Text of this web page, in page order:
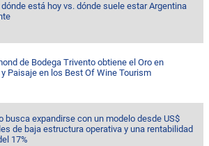
está hoy vs. dónde suele estar Argentina
de Bodega Trivento obtiene el Oro en
Paisaje en los Best Of Wine Tourism
busca expandirse con un modelo desde US$
de baja estructura operativa y una rentabilidad
17%